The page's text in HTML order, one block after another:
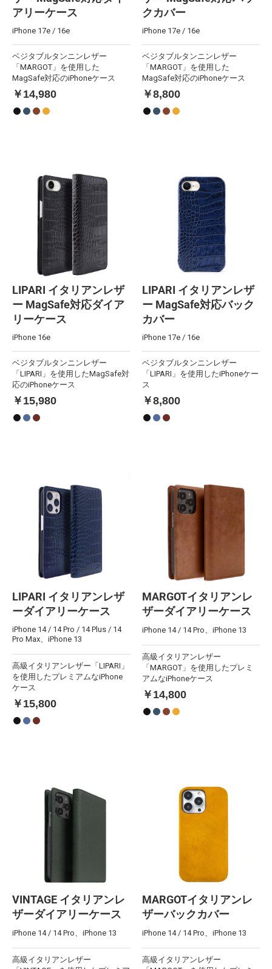
アリーケース
iPhone 17e / 16e
ベジタブルタンニンレザー
「MARGOT」を使用した
MagSafe対応のiPhoneケース
￥14,980
クカバー
iPhone 17e / 16e
ベジタブルタンニンレザー
「MARGOT」を使用した
MagSafe対応のiPhoneケース
￥8,800
LIPARI イタリアンレザ
ー MagSafe対応ダイア
リーケース
iPhone 16e
ベジタブルタンニンレザー
「LIPARI」を使用したMagSafe対
応のiPhoneケース
￥15,980
LIPARI イタリアンレザ
ー MagSafe対応バック
カバー
iPhone 17e / 16e
ベジタブルタンニンレザー
「LIPARI」を使用したiPhoneケー
ス
￥8,800
LIPARI イタリアンレザ
ーダイアリーケース
iPhone 14 / 14 Pro / 14 Plus / 14
Pro Max、iPhone 13
高級イタリアンレザー「LIPARI」
を使用したプレミアムなiPhone
ケース
￥15,800
MARGOTイタリアンレ
ザーダイアリーケース
iPhone 14 / 14 Pro、iPhone 13
高級イタリアンレザー
「MARGOT」を使用したプレミ
アムなiPhoneケース
￥14,800
VINTAGE イタリアンレ
ザーダイアリーケース
iPhone 14 / 14 Pro、iPhone 13
高級イタリアンレザー
MARGOTイタリアンレ
ザーバックカバー
iPhone 14 / 14 Pro、iPhone 13
高級イタリアンレザー